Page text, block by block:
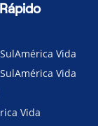
Vida
Vida
Vida